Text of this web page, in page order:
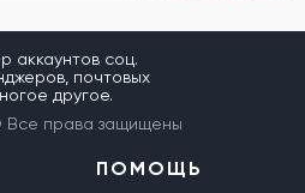
аккаунтов соц.
почтовых
другое.
Все права защищены
ПОМОЩЬ